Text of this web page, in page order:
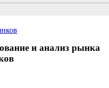
и анализ рынка